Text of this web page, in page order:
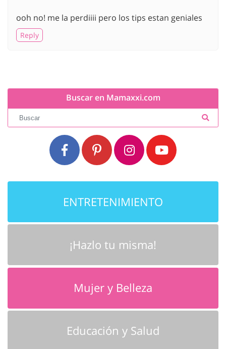
ooh no! me la perdiiii pero los tips estan geniales
Reply
Buscar en Mamaxxi.com
ENTRETENIMIENTO
¡Hazlo tu misma!
Mujer y Belleza
Educación y Salud